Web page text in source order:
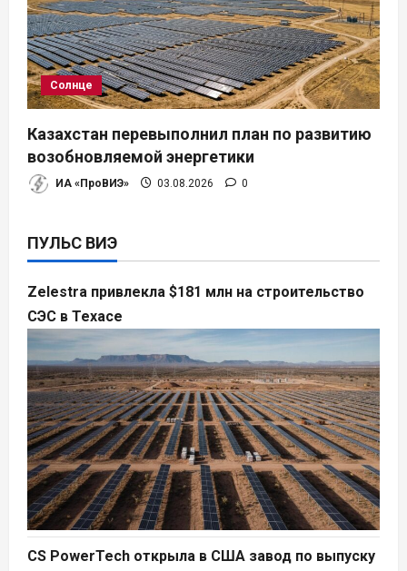
Солнце
Казахстан перевыполнил план по развитию
возобновляемой энергетики
ИА «ПроВИЭ» 03.08.2026 0
ПУЛЬС ВИЭ
Zelestra привлекла $181 млн на строительство
СЭС в Техасе
CS PowerTech открыла в США завод по выпуску